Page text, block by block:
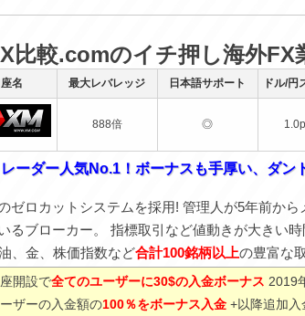
比較.comのイチ押し海外FX
名 最大レバレッジ 日本語サポート ドル/円
888倍 ◎
レーダー人気No.1！ボーナスも手厚い、ダン
ゼロカットシステムを採用! 管理人が5年前から
るブローカー。 指標取引など値動きが大きい時
、金、株価指数など合計100銘柄以上の豊富な
開設で全てのユーザーに30$の入金ボーナス 2019
ザーの入金額の100％をボーナス入金 +以降追加入